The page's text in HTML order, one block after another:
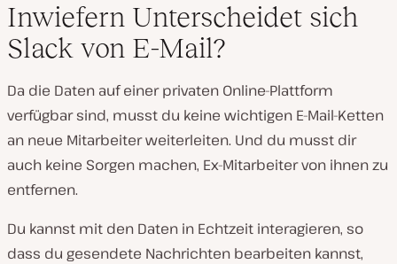
Inwiefern Unterscheidet sich
Slack von E-Mail?
Da die Daten auf einer privaten Online-Plattform
verfügbar sind, musst du keine wichtigen E-Mail-Ketten
an neue Mitarbeiter weiterleiten. Und du musst dir
auch keine Sorgen machen, Ex-Mitarbeiter von ihnen zu
entfernen.
Du kannst mit den Daten in Echtzeit interagieren, so
dass du gesendete Nachrichten bearbeiten kannst,